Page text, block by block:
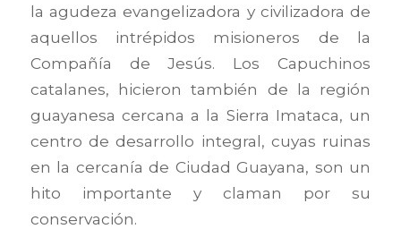
la agudeza evangelizadora y civilizadora de
aquellos intrépidos misioneros de la
Compañía de Jesús. Los Capuchinos
catalanes, hicieron también de la región
guayanesa cercana a la Sierra Imataca, un
centro de desarrollo integral, cuyas ruinas
en la cercanía de Ciudad Guayana, son un
hito importante y claman por su
conservación.